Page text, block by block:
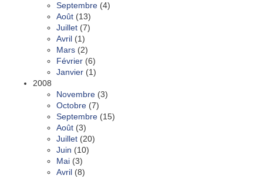
Septembre (4)
Août (13)
Juillet (7)
Avril (1)
Mars (2)
Février (6)
Janvier (1)
2008
Novembre (3)
Octobre (7)
Septembre (15)
Août (3)
Juillet (20)
Juin (10)
Mai (3)
Avril (8)